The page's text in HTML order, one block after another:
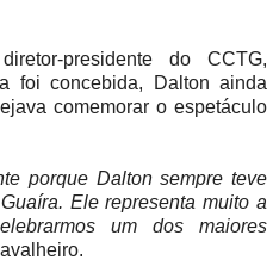
presidente do CCTG,
foi concebida, Dalton ainda
comemorar o espetáculo
porque Dalton sempre teve
Ele representa muito a
um dos maiores